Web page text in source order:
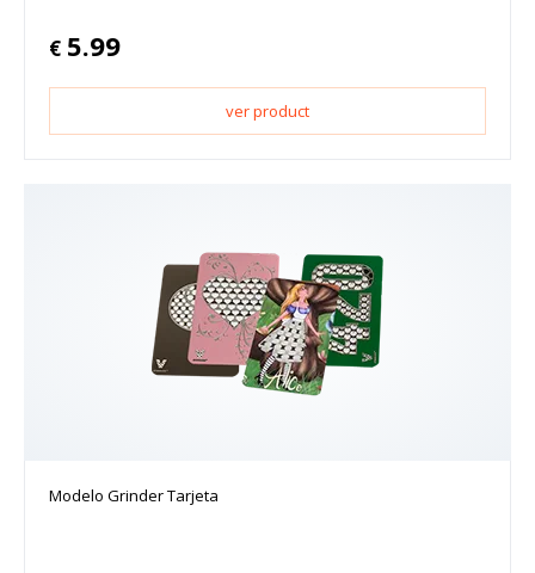
€ 5.99
ver product
Modelo Grinder Tarjeta